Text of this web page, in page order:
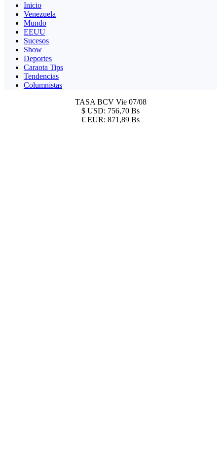
Inicio
Venezuela
Mundo
EEUU
Sucesos
Show
Deportes
Caraota Tips
Tendencias
Columnistas
TASA BCV Vie 07/08
$ USD: 756,70 Bs
€ EUR: 871,89 Bs